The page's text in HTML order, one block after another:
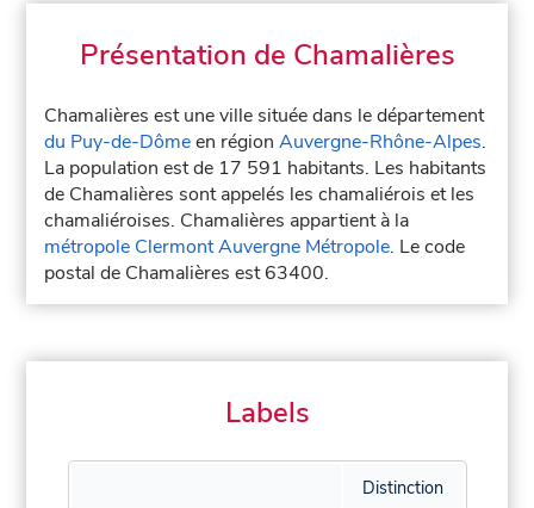
Présentation de Chamalières
Chamalières est une ville située dans le département
du Puy-de-Dômeen régionAuvergne-Rhône-Alpes.
La population est de 17 591 habitants. Les habitants
de Chamalières sont appelés les chamaliérois et les
chamaliéroises. Chamalières appartient à la
métropole Clermont Auvergne Métropole. Le code
postal de Chamalières est 63400.
Labels
Distinction